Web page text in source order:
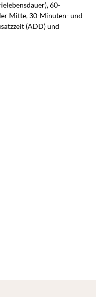
60-
Mitte, 30-Minuten- und
(ADD) und